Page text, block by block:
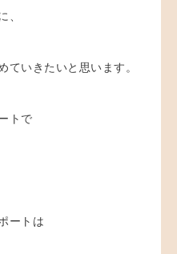
、
ていきたいと思います。
トで
ートは